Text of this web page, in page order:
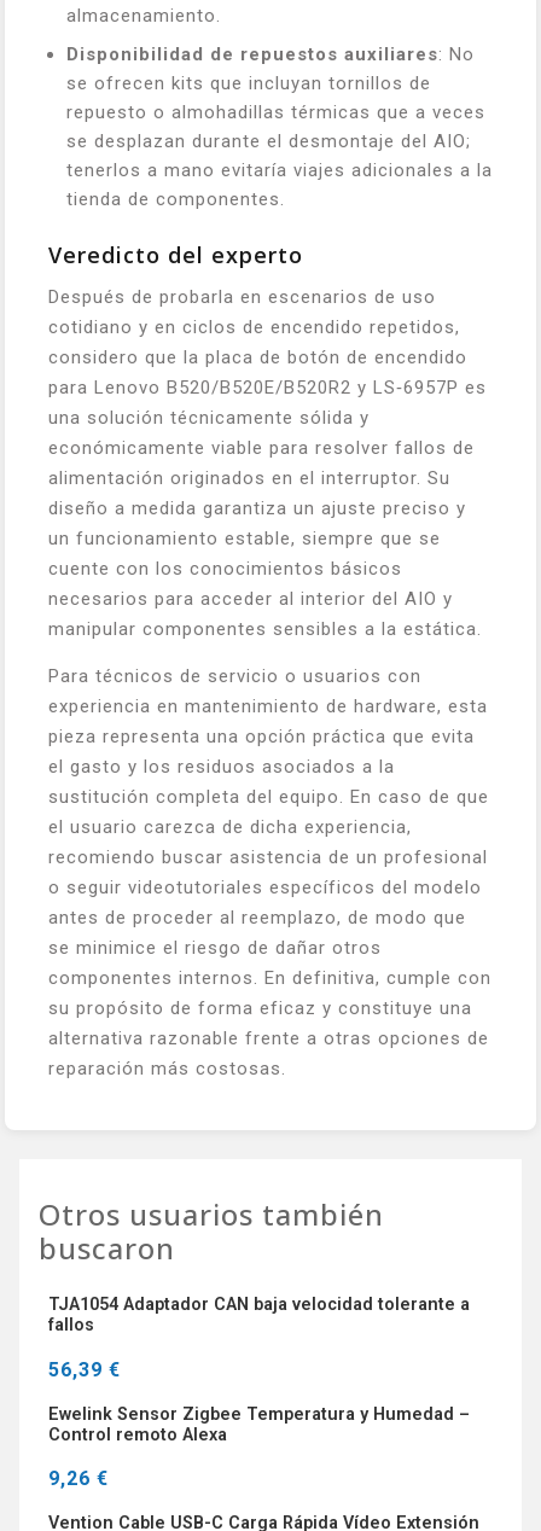
almacenamiento.
Disponibilidad de repuestos auxiliares: No
se ofrecen kits que incluyan tornillos de
repuesto o almohadillas térmicas que a veces
se desplazan durante el desmontaje del AIO;
tenerlos a mano evitaría viajes adicionales a la
tienda de componentes.
Veredicto del experto
Después de probarla en escenarios de uso
cotidiano y en ciclos de encendido repetidos,
considero que la placa de botón de encendido
para Lenovo B520/B520E/B520R2 y LS‑6957P es
una solución técnicamente sólida y
económicamente viable para resolver fallos de
alimentación originados en el interruptor. Su
diseño a medida garantiza un ajuste preciso y
un funcionamiento estable, siempre que se
cuente con los conocimientos básicos
necesarios para acceder al interior del AIO y
manipular componentes sensibles a la estática.
Para técnicos de servicio o usuarios con
experiencia en mantenimiento de hardware, esta
pieza representa una opción práctica que evita
el gasto y los residuos asociados a la
sustitución completa del equipo. En caso de que
el usuario carezca de dicha experiencia,
recomiendo buscar asistencia de un profesional
o seguir videotutoriales específicos del modelo
antes de proceder al reemplazo, de modo que
se minimice el riesgo de dañar otros
componentes internos. En definitiva, cumple con
su propósito de forma eficaz y constituye una
alternativa razonable frente a otras opciones de
reparación más costosas.
Otros usuarios también
buscaron
TJA1054 Adaptador CAN baja velocidad tolerante a
fallos
56,39 €
Ewelink Sensor Zigbee Temperatura y Humedad –
Control remoto Alexa
9,26 €
Vention Cable USB-C Carga Rápida Vídeo Extensión